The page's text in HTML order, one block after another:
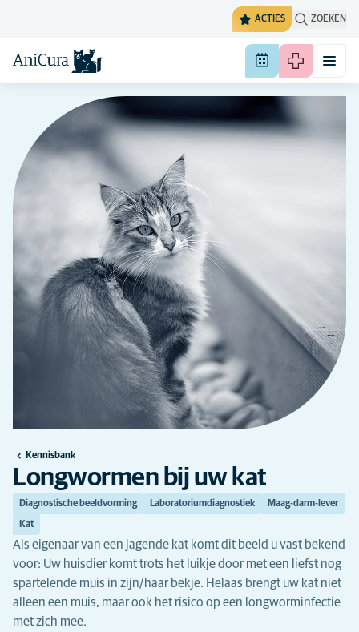
ACTIES ZOEKEN
Kennisbank
Longwormen bij uw kat
Diagnostische beeldvorming Laboratoriumdiagnostiek Maag-darm-lever
Kat
Als eigenaar van een jagende kat komt dit beeld u vast bekend
voor: Uw huisdier komt trots het luikje door met een liefst nog
spartelende muis in zijn/haar bekje. Helaas brengt uw kat niet
alleen een muis, maar ook het risico op een longworminfectie
met zich mee.